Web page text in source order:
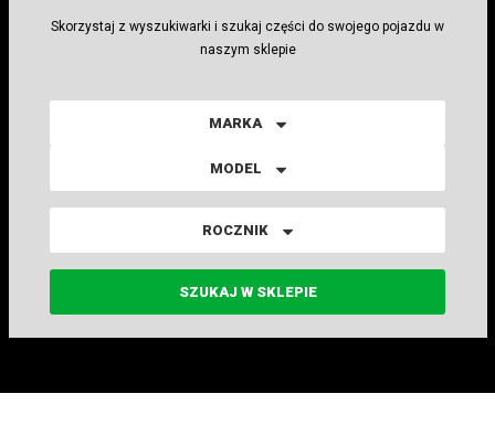
Skorzystaj z wyszukiwarki i szukaj części do swojego pojazdu w
naszym sklepie
MARKA
MODEL
ROCZNIK
SZUKAJ W SKLEPIE